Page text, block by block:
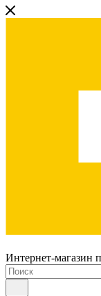
Интернет-магазин